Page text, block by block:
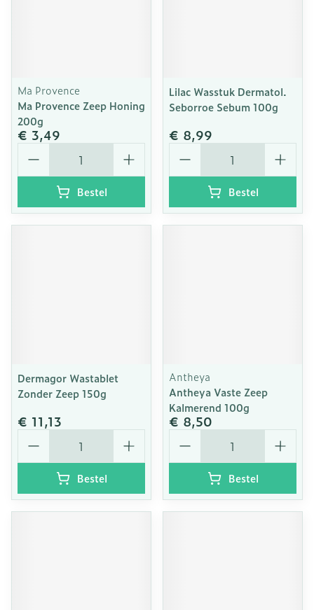
Ma Provence
Ma Provence Zeep Honing
200g
€ 3,49
Aantal
Bestel
Lilac Wasstuk Dermatol.
Seborroe Sebum 100g
€ 8,99
Aantal
Bestel
Dermagor Wastablet
Zonder Zeep 150g
€ 11,13
Aantal
Bestel
Antheya
Antheya Vaste Zeep
Kalmerend 100g
€ 8,50
Aantal
Bestel